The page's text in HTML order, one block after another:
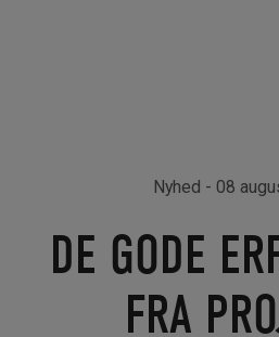
Nyhed - 08
DE GODE
FRA